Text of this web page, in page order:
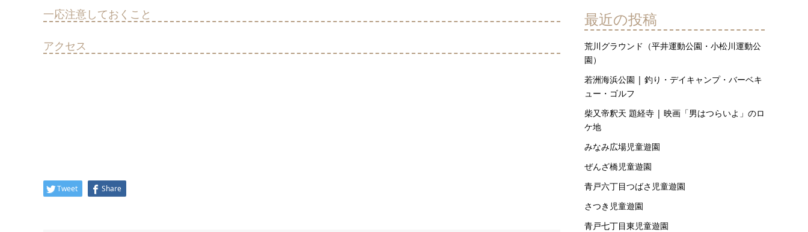
一応注意しておくこと
アクセス
Tweet Share
最近の投稿
荒川グラウンド（平井運動公園・小松川運動公
園）
若洲海浜公園 | 釣り・デイキャンプ・バーベキ
ュー・ゴルフ
柴又帝釈天 題経寺 | 映画「男はつらいよ」のロ
ケ地
みなみ広場児童遊園
ぜんざ橋児童遊園
青戸六丁目つばさ児童遊園
さつき児童遊園
青戸七丁目東児童遊園